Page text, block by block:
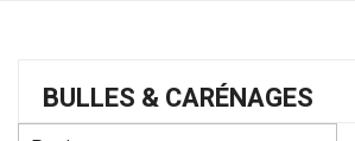
BULLES & CARÉNAGES